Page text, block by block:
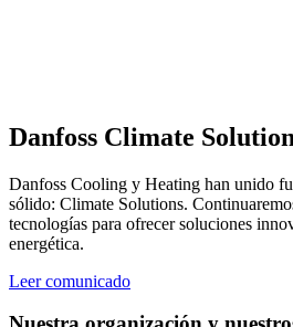
Danfoss Climate
Danfoss Cooling y Heating han unido
sólido: Climate Solutions.
tecnologías para ofrecer soluciones
energética.
Leer comunicado